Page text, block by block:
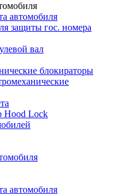
автомобиля
защиты гос. номера
вал
блокираторы
Hood Lock
автомобиля